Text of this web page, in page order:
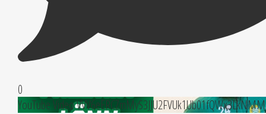
0
YouTube Video